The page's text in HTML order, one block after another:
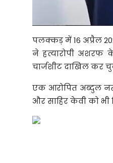
पलक्कड़ में 16 अप्रैल
ने हत्यारोपी अशरफ
चार्जशीट दाखिल कर
एक आरोपित अब्दुल
और साहिर केवी को भी